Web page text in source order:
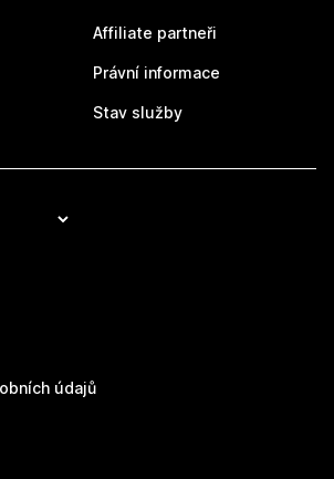
Affiliate partneři
Právní informace
Stav služby
údajů